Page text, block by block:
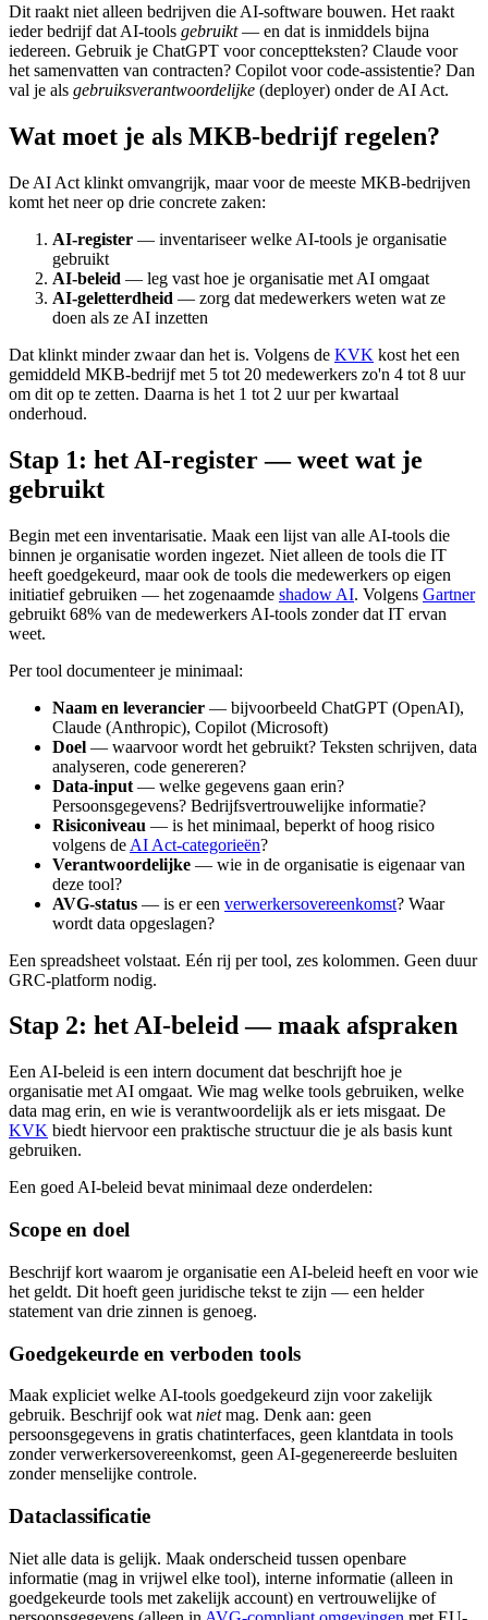
Dit raakt niet alleen bedrijven die AI-software bouwen. Het raakt
ieder bedrijf dat AI-tools gebruikt— en dat is inmiddels bijna
iedereen. Gebruik je ChatGPT voor conceptteksten? Claude voor
het samenvatten van contracten? Copilot voor code-assistentie? Dan
val je als gebruiksverantwoordelijke (deployer) onder de AI Act.
Wat moet je als MKB-bedrijf regelen?
De AI Act klinkt omvangrijk, maar voor de meeste MKB-bedrijven
komt het neer op drie concrete zaken:
AI-register — inventariseer welke AI-tools je organisatie
gebruikt
AI-beleid — leg vast hoe je organisatie met AI omgaat
AI-geletterdheid — zorg dat medewerkers weten wat ze
doen als ze AI inzetten
Dat klinkt minder zwaar dan het is. Volgens de KVK kost het een
gemiddeld MKB-bedrijf met 5 tot 20 medewerkers zo'n 4 tot 8 uur
om dit op te zetten. Daarna is het 1 tot 2 uur per kwartaal
onderhoud.
Stap 1: het AI-register — weet wat je
gebruikt
Begin met een inventarisatie. Maak een lijst van alle AI-tools die
binnen je organisatie worden ingezet. Niet alleen de tools die IT
heeft goedgekeurd, maar ook de tools die medewerkers op eigen
initiatief gebruiken — het zogenaamde shadow AI. Volgens Gartner
gebruikt 68% van de medewerkers AI-tools zonder dat IT ervan
weet.
Per tool documenteer je minimaal:
Naam en leverancier — bijvoorbeeld ChatGPT (OpenAI),
Claude (Anthropic), Copilot (Microsoft)
Doel — waarvoor wordt het gebruikt? Teksten schrijven, data
analyseren, code genereren?
Data-input — welke gegevens gaan erin?
Persoonsgegevens? Bedrijfsvertrouwelijke informatie?
Risiconiveau — is het minimaal, beperkt of hoog risico
volgens de AI Act-categorieën?
Verantwoordelijke — wie in de organisatie is eigenaar van
deze tool?
AVG-status — is er een verwerkersovereenkomst? Waar
wordt data opgeslagen?
Een spreadsheet volstaat. Eén rij per tool, zes kolommen. Geen duur
GRC-platform nodig.
Stap 2: het AI-beleid — maak afspraken
Een AI-beleid is een intern document dat beschrijft hoe je
organisatie met AI omgaat. Wie mag welke tools gebruiken, welke
data mag erin, en wie is verantwoordelijk als er iets misgaat. De
KVK biedt hiervoor een praktische structuur die je als basis kunt
gebruiken.
Een goed AI-beleid bevat minimaal deze onderdelen:
Scope en doel
Beschrijf kort waarom je organisatie een AI-beleid heeft en voor wie
het geldt. Dit hoeft geen juridische tekst te zijn — een helder
statement van drie zinnen is genoeg.
Goedgekeurde en verboden tools
Maak expliciet welke AI-tools goedgekeurd zijn voor zakelijk
gebruik. Beschrijf ook wat nietmag. Denk aan: geen
persoonsgegevens in gratis chatinterfaces, geen klantdata in tools
zonder verwerkersovereenkomst, geen AI-gegenereerde besluiten
zonder menselijke controle.
Dataclassificatie
Niet alle data is gelijk. Maak onderscheid tussen openbare
informatie (mag in vrijwel elke tool), interne informatie (alleen in
goedgekeurde tools met zakelijk account) en vertrouwelijke of